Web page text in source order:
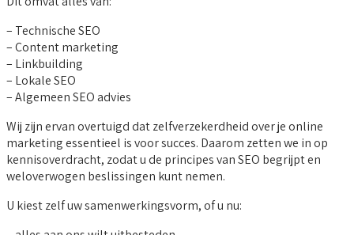
– Technische SEO
– Content marketing
– Linkbuilding
– Lokale SEO
– Algemeen SEO advies
Wij zijn ervan overtuigd dat zelfverzekerdheid over je online
marketing essentieel is voor succes. Daarom zetten we in op
kennisoverdracht, zodat u de principes van SEO begrijpt en
weloverwogen beslissingen kunt nemen.
U kiest zelf uw samenwerkingsvorm, of u nu: